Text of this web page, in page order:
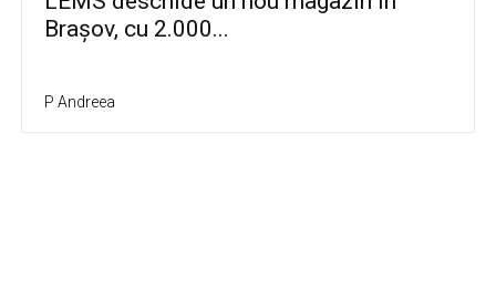
Brașov, cu 2.000...
P Andreea